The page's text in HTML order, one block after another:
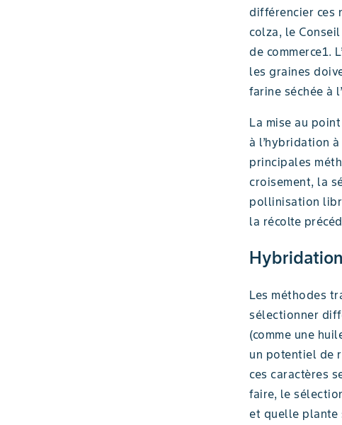
différencier ces
colza, le
de commerce1.
les graines
farine séchée à
La mise au
à l’hybridation
principales
croisement, la
pollinisation
la récolte
Hybridation
Les méthodes
sélectionner
(comme une
un potentiel de
ces caractères
faire, le
et quelle plante